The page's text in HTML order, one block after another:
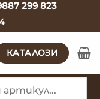
299 823
КАТАЛОЗИ